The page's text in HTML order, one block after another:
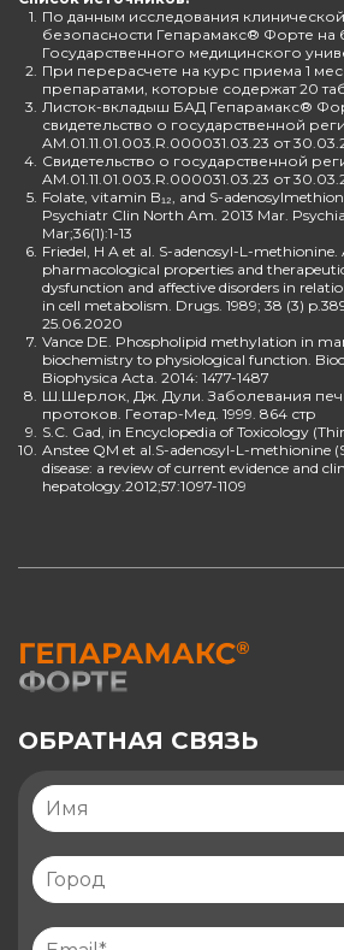
1. По данным исследования
безопасности Гепарамакс® Форте на
Государственного медицинского
2. При перерасчете на курс приема 1
препаратами, которые содержат 20
3. Листок-вкладыш БАД Гепарамакс®
свидетельство о государственной
AM.01.11.01.003.R.000031.03.23 от
4. Свидетельство о государственной
AM.01.11.01.003.R.000031.03.23 от
5. Folate, vitamin B₁₂, and S-
Psychiatr Clin North Am. 2013 Mar.
Mar;36(1):1-13
6. Friedel, H A et al. S-adenosyl-L-methionine.
pharmacological properties and
dysfunction and affective disorders in
in cell metabolism. Drugs. 1989; 38 (3)
25.06.2020
7. Vance DE. Phospholipid methylation in
biochemistry to physiological function.
Biophysica Acta. 2014: 1477-1487
8. Ш.Шерлок, Дж. Дули. Заболевания
протоков. Геотар-Мед. 1999. 864 стр
9. S.C. Gad, in Encyclopedia of Toxicology
10. Anstee QM et al.S-adenosyl-L-methionine
disease: a review of current evidence and
hepatology.2012;57:1097-1109
ОБРАТНАЯ СВЯЗЬ